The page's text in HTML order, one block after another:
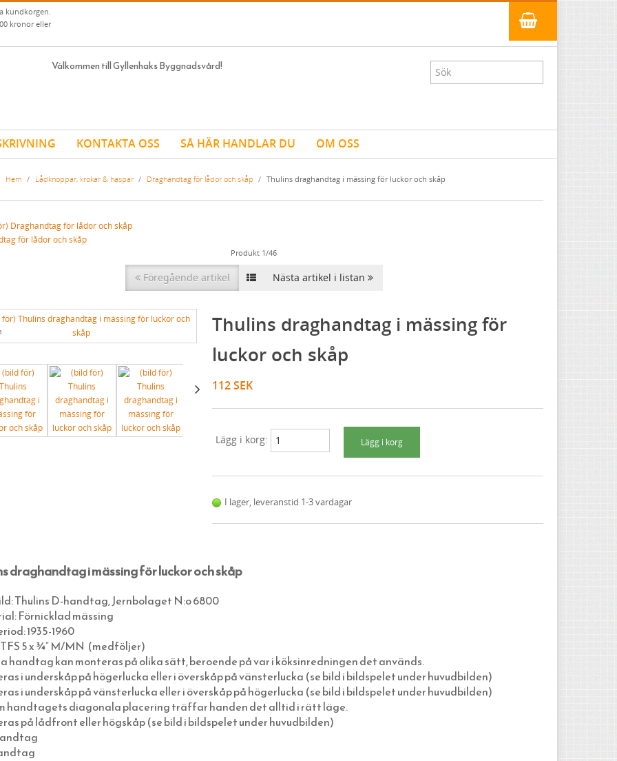
kundkorgen.
kronor eller
Välkommen till Gyllenhaks Byggnadsvård!
KONTAKTA OSS SÅ HÄR HANDLAR DU OM OSS
Hem / Lådknoppar, krokar & haspar / Draghandtag för lådor och skåp / Thulins draghandtag i mässing för luckor och skåp
för lådor och skåp
Produkt 1/46
Föregående artikel Nästa artikel i listan
Thulins draghandtag i mässing för
luckor och skåp
112 SEK
Lägg i korg:
I lager, leveranstid 1-3 vardagar
draghandtag i mässing för luckor och skåp
Thulins D-handtag, Jernbolaget N:o 6800
Förnicklad mässing
1935-1960
TFS 5 x ¾” M/MN (medföljer)
handtag kan monteras på olika sätt, beroende på var i köksinredningen det används.
i underskåp på högerlucka eller i överskåp på vänsterlucka (se bild i bildspelet under huvudbilden)
i underskåp på vänsterlucka eller i överskåp på högerlucka (se bild i bildspelet under huvudbilden)
handtagets diagonala placering träffar handen det alltid i rätt läge.
på lådfront eller högskåp (se bild i bildspelet under huvudbilden)